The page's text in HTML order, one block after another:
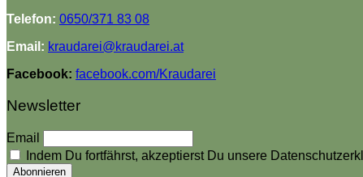
Telefon: 0650/371 83 08
Email: kraudarei@kraudarei.at
Facebook: facebook.com/Kraudarei
Newsletter
Email
Indem Du fortfährst, akzeptierst Du unsere